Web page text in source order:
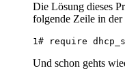
Die Lösung dieses
folgende Zeile in der
1
Und schon gehts